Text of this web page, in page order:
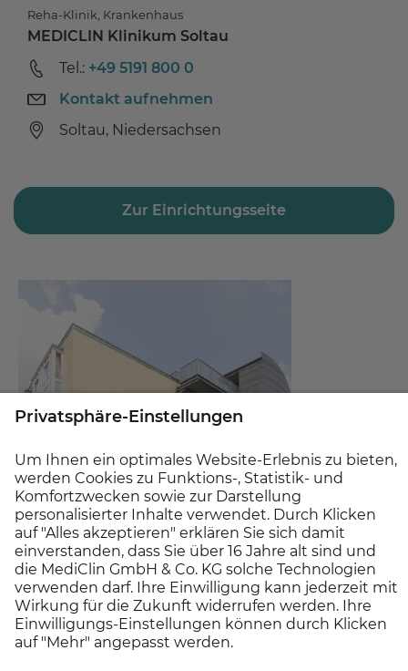
Reha-Klinik, Krankenhaus
MEDICLIN Klinikum Soltau
Tel.: +49 5191 800 0
Kontakt aufnehmen
Soltau, Niedersachsen
Zur Einrichtungsseite